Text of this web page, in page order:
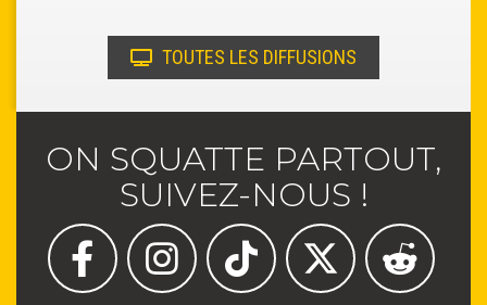
TOUTES LES DIFFUSIONS
ON SQUATTE PARTOUT,
SUIVEZ-NOUS !